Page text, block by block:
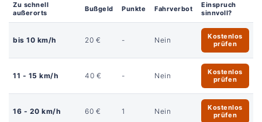
Zu schnell
außerorts
Bußgeld Punkte Fahrverbot
Einspruch
sinnvoll?
bis 10 km/h 20 € - Nein
Kostenlos
prüfen
11 - 15 km/h 40 € - Nein
Kostenlos
prüfen
16 - 20 km/h 60 € 1 Nein
Kostenlos
prüfen